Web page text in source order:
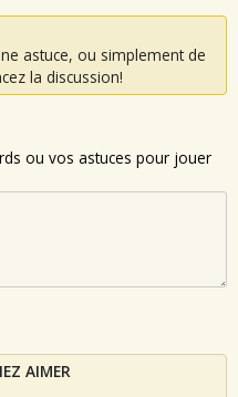
astuce, ou simplement de
la discussion!
ou vos astuces pour jouer
AIMER